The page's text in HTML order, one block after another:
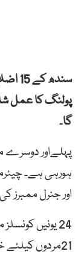
گا۔
ہورہی ہے۔
اور جنرل ممبرز